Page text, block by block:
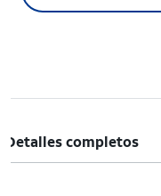
Detalles completos